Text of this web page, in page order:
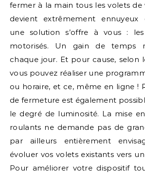
fermer à la main tous les volets
devient extrêmement ennuyeux
une solution s’offre à vous :
motorisés. Un gain de temps
chaque jour. Et pour cause, selon
vous pouvez réaliser une
ou horaire, et ce, même en ligne !
de fermeture est également
le degré de luminosité. La mise
roulants ne demande pas de
par ailleurs entièrement
évoluer vos volets existants vers
Pour améliorer votre dispositif